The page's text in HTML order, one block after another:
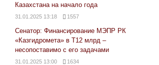
Казахстана на начало года
31.01.2025 13:18 1557
Сенатор: Финансирование МЭПР РК
«Казгидромета» в Т12 млрд –
несопоставимо с его задачами
31.01.2025 13:00 1634